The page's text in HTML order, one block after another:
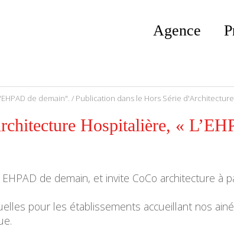
Agence
de demain". / Publication dans le Hors Série
Hospitalière, «
de demain, et invite CoCo architecture à
pour les établissements accueillant nos